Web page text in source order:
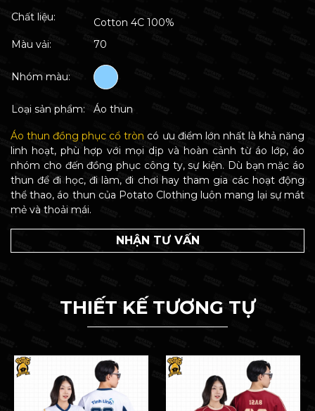
Chất liệu:
Cotton 4C 100%
Màu vải:
70
Nhóm màu:
Loại sản phẩm: Áo thun
Áo thun đồng phục cổ tròn có ưu điểm lớn nhất là khả năng
linh hoạt, phù hợp với mọi dịp và hoàn cảnh từ áo lớp, áo
nhóm cho đến đồng phục công ty, sự kiện. Dù bạn mặc áo
thun để đi học, đi làm, đi chơi hay tham gia các hoạt động
thể thao, áo thun của Potato Clothing luôn mang lại sự mát
mẻ và thoải mái.
NHẬN TƯ VẤN
THIẾT KẾ TƯƠNG TỰ